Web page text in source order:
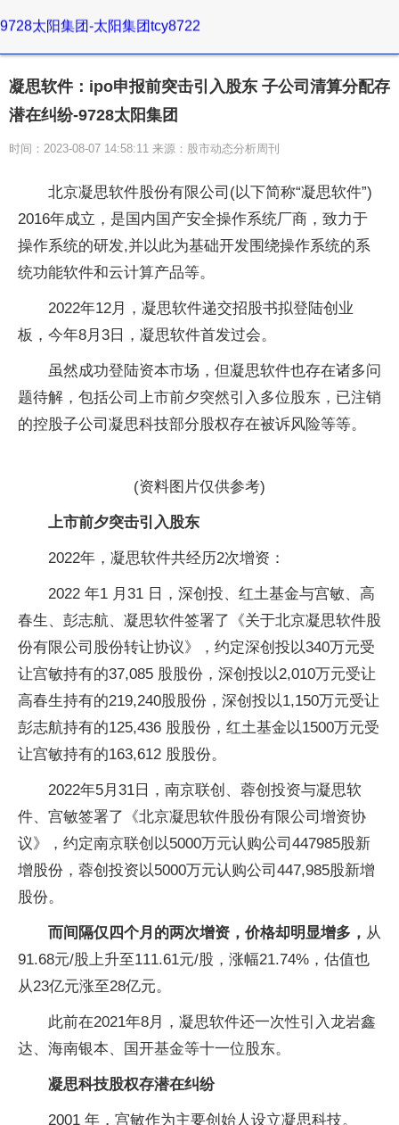
9728太阳集团-太阳集团tcy8722
凝思软件：ipo申报前突击引入股东 子公司清算分配存
潜在纠纷-9728太阳集团
时间：2023-08-07 14:58:11 来源：股市动态分析周刊
北京凝思软件股份有限公司(以下简称“凝思软件”)
2016年成立，是国内国产安全操作系统厂商，致力于
操作系统的研发,并以此为基础开发围绕操作系统的系
统功能软件和云计算产品等。
2022年12月，凝思软件递交招股书拟登陆创业
板，今年8月3日，凝思软件首发过会。
虽然成功登陆资本市场，但凝思软件也存在诸多问
题待解，包括公司上市前夕突然引入多位股东，已注销
的控股子公司凝思科技部分股权存在被诉风险等等。
(资料图片仅供参考)
上市前夕突击引入股东
2022年，凝思软件共经历2次增资：
2022 年1 月31 日，深创投、红土基金与宫敏、高
春生、彭志航、凝思软件签署了《关于北京凝思软件股
份有限公司股份转让协议》，约定深创投以340万元受
让宫敏持有的37,085 股股份，深创投以2,010万元受让
高春生持有的219,240股股份，深创投以1,150万元受让
彭志航持有的125,436 股股份，红土基金以1500万元受
让宫敏持有的163,612 股股份。
2022年5月31日，南京联创、蓉创投资与凝思软
件、宫敏签署了《北京凝思软件股份有限公司增资协
议》，约定南京联创以5000万元认购公司447985股新
增股份，蓉创投资以5000万元认购公司447,985股新增
股份。
而间隔仅四个月的两次增资，价格却明显增多， 从
91.68元/股上升至111.61元/股，涨幅21.74%，估值也
从23亿元涨至28亿元。
此前在2021年8月，凝思软件还一次性引入龙岩鑫
达、海南银本、国开基金等十一位股东。
凝思科技股权存潜在纠纷
2001 年，宫敏作为主要创始人设立凝思科技。